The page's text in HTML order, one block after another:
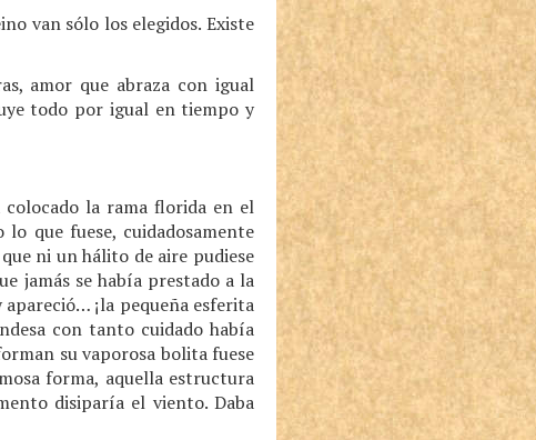
van sólo los elegidos. Existe
amor que abraza con igual
todo por igual en tiempo y
la rama florida en el
que fuese, cuidadosamente
ni un hálito de aire pudiese
jamás se había prestado a la
¡la pequeña esferita
con tanto cuidado había
su vaporosa bolita fuese
forma, aquella estructura
disiparía el viento. Daba